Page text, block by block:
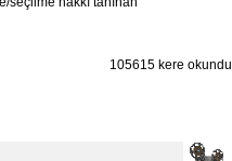
105615 kere okundu